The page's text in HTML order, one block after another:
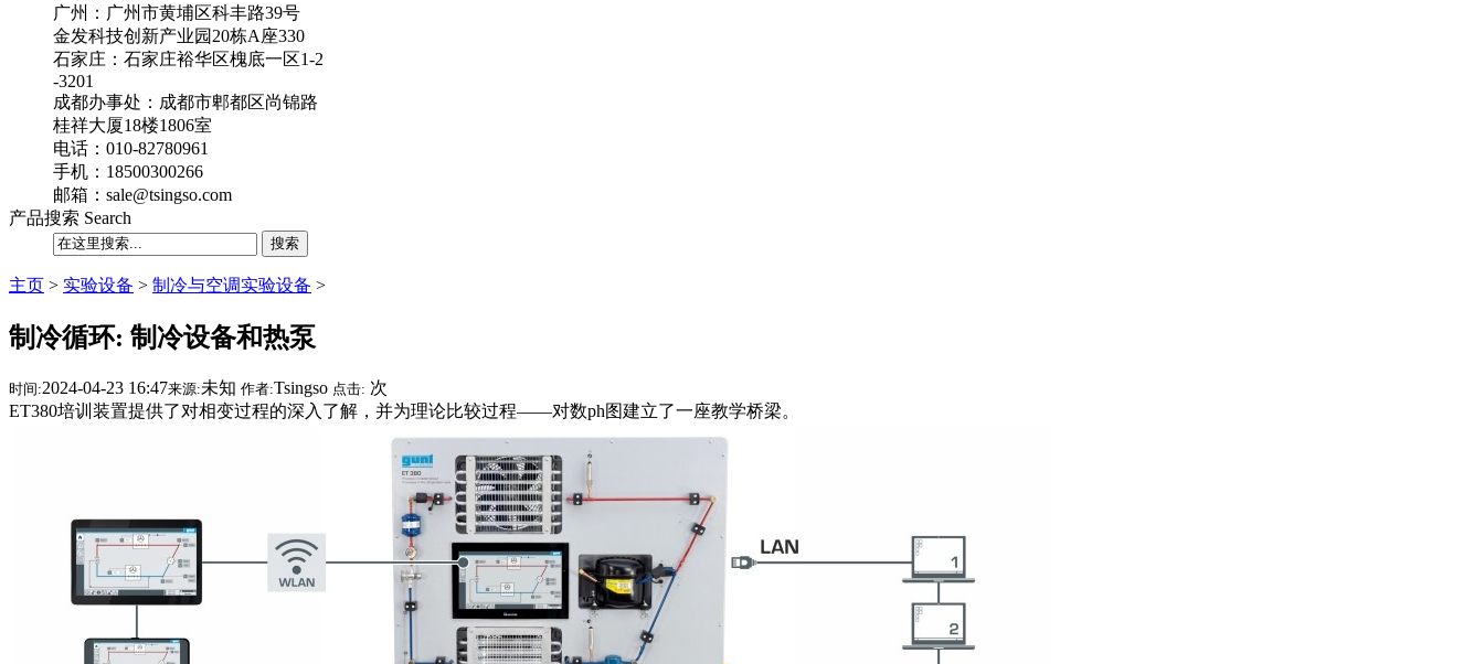
广州：广州市黄埔区科丰路39号
金发科技创新产业园20栋A座330
石家庄：石家庄裕华区槐底一区1-2
-3201
成都办事处：成都市郫都区尚锦路
桂祥大厦18楼1806室
电话：010-82780961
手机：18500300266
邮箱：sale@tsingso.com
产品搜索 Search
搜索
主页 > 实验设备 > 制冷与空调实验设备 >
制冷循环: 制冷设备和热泵
时间:2024-04-23 16:47来源:未知 作者:Tsingso 点击: 次
ET380培训装置提供了对相变过程的深入了解，并为理论比较过程——对数ph图建立了一座教学桥梁。